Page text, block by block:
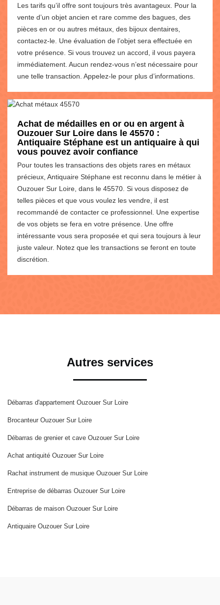
Les tarifs qu’il offre sont toujours très avantageux. Pour la
vente d’un objet ancien et rare comme des bagues, des
pièces en or ou autres métaux, des bijoux dentaires,
contactez-le. Une évaluation de l’objet sera effectuée en
votre présence. Si vous trouvez un accord, il vous payera
immédiatement. Aucun rendez-vous n’est nécessaire pour
une telle transaction. Appelez-le pour plus d’informations.
Achat de médailles en or ou en argent à
Ouzouer Sur Loire dans le 45570 :
Antiquaire Stéphane est un antiquaire à qui
vous pouvez avoir confiance
Pour toutes les transactions des objets rares en métaux
précieux, Antiquaire Stéphane est reconnu dans le métier à
Ouzouer Sur Loire, dans le 45570. Si vous disposez de
telles pièces et que vous voulez les vendre, il est
recommandé de contacter ce professionnel. Une expertise
de vos objets se fera en votre présence. Une offre
intéressante vous sera proposée et qui sera toujours à leur
juste valeur. Notez que les transactions se feront en toute
discrétion.
Autres services
Débarras d'appartement Ouzouer Sur Loire
Brocanteur Ouzouer Sur Loire
Débarras de grenier et cave Ouzouer Sur Loire
Achat antiquité Ouzouer Sur Loire
Rachat instrument de musique Ouzouer Sur Loire
Entreprise de débarras Ouzouer Sur Loire
Débarras de maison Ouzouer Sur Loire
Antiquaire Ouzouer Sur Loire